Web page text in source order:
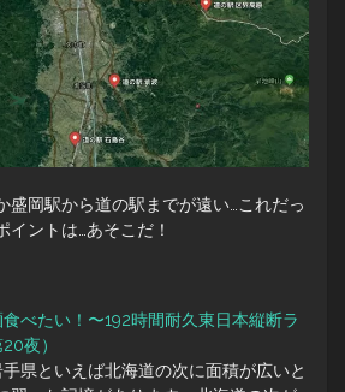
盛岡駅から道の駅までが遠い…これだっ
イントは…あそこだ！
べたい！〜192時間耐久東日本縦断ラ
夜）
手県といえば北海道の次に面積が広いと